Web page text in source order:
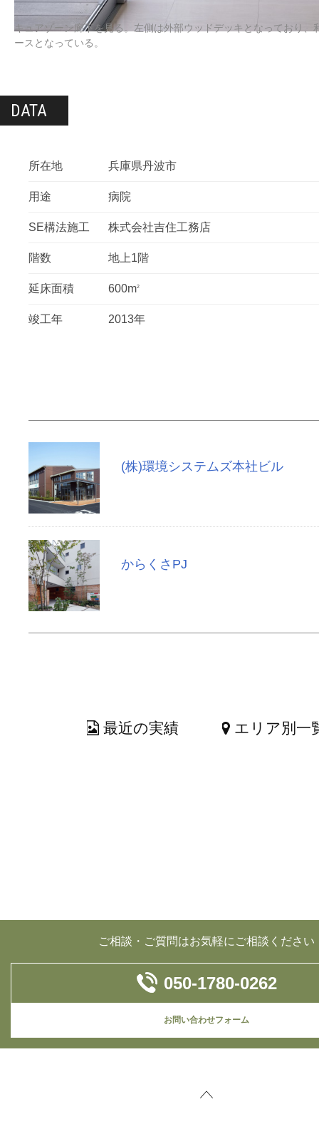
キュアゾーン廊下を見る。左側は外部ウッドデッキとなっており、
ースとなっている。
DATA
所在地 兵庫県丹波市
用途 病院
SE構法施工 株式会社吉住工務店
階数 地上1階
延床面積 600m2
竣工年 2013年
(株)環境システムズ本社ビル
からくさPJ
最近の実績 エリア別一
ご相談・ご質問はお気軽にご相談ください
050-1780-0262
お問い合わせフォーム